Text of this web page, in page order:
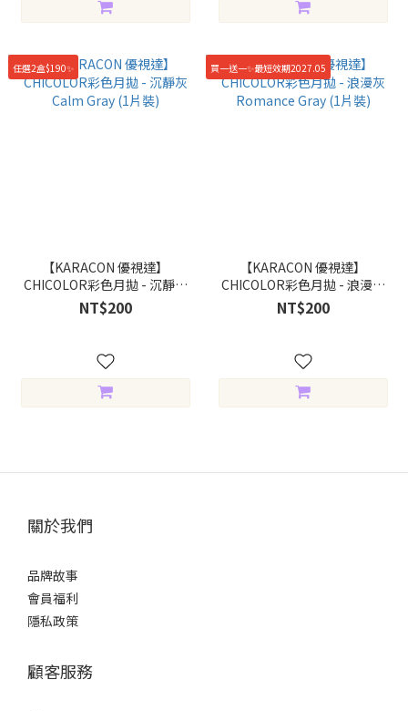
任選2盒$190✨
【KARACON 優視達】
CHICOLOR彩色月拋 - 沉靜灰
Calm Gray (1片裝)
NT$200
買一送一✨最短效期2027.05
【KARACON 優視達】
CHICOLOR彩色月拋 - 浪漫灰
Romance Gray (1片裝)
NT$200
關於我們
品牌故事
會員福利
隱私政策
顧客服務